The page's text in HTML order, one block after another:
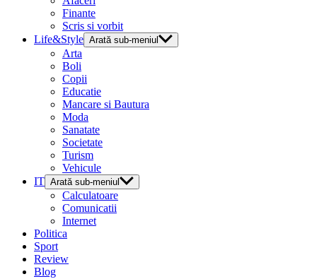
Finante
Scris si vorbit
Life&Style Arată sub-meniul
Arta
Boli
Copii
Educatie
Mancare si Bautura
Moda
Sanatate
Societate
Turism
Vehicule
IT Arată sub-meniul
Calculatoare
Comunicatii
Internet
Politica
Sport
Review
Blog